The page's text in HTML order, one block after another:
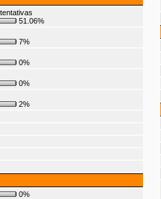
51.06%
7%
0%
0%
2%
0%